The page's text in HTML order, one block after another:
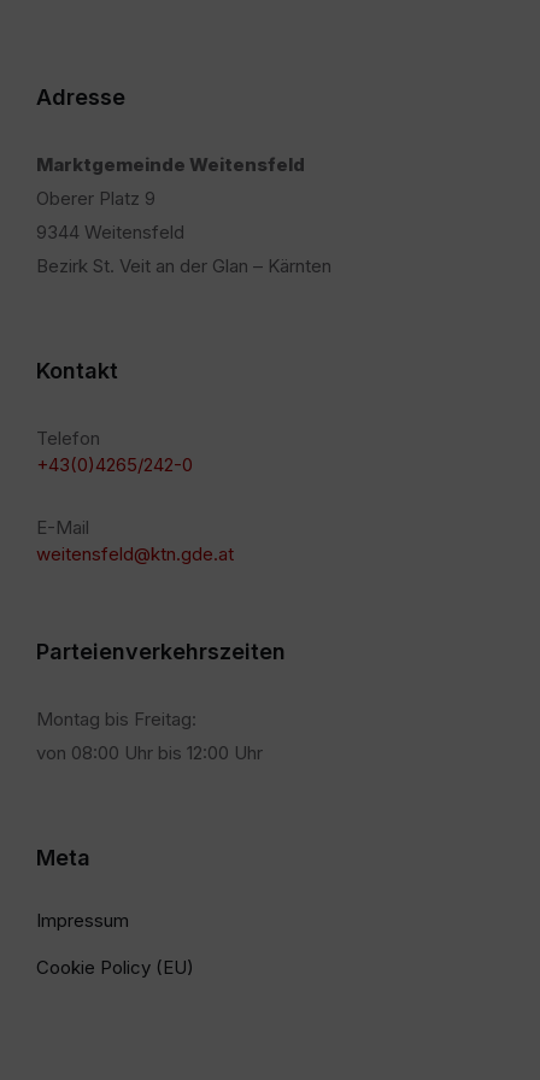
Adresse
Marktgemeinde Weitensfeld
Oberer Platz 9
9344 Weitensfeld
Bezirk St. Veit an der Glan – Kärnten
Kontakt
Telefon
+43(0)4265/242-0
E-Mail
weitensfeld@ktn.gde.at
Parteienverkehrszeiten
Montag bis Freitag:
von 08:00 Uhr bis 12:00 Uhr
Meta
Impressum
Cookie Policy (EU)